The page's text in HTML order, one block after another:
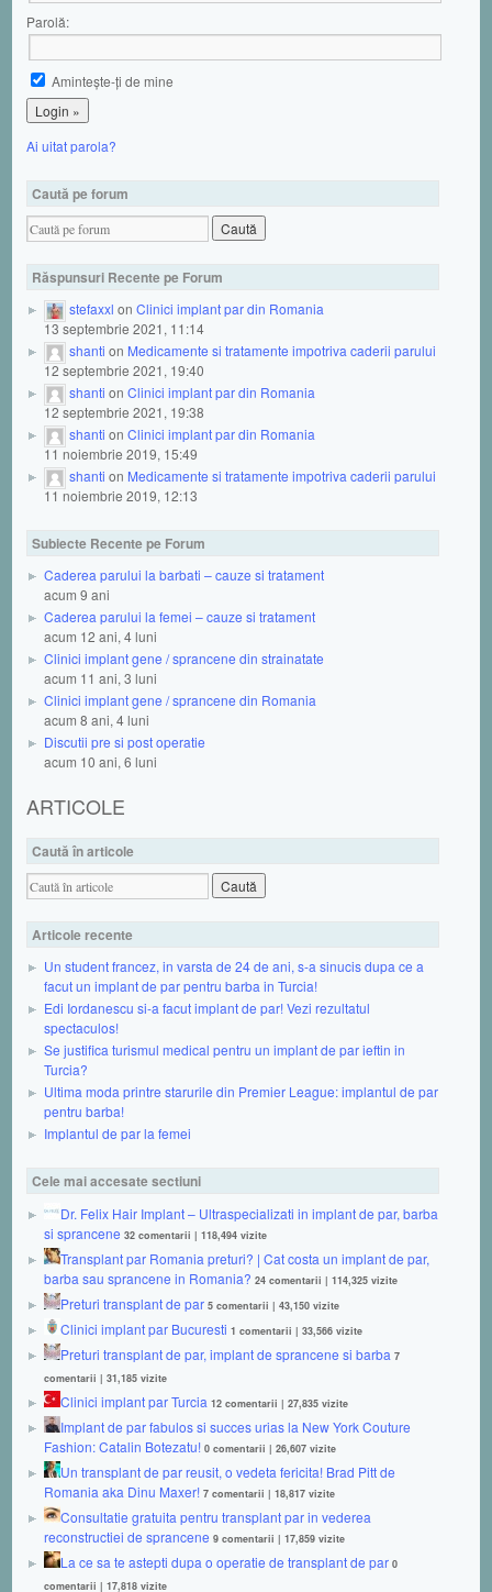
Parolă:
Aminteşte-ţi de mine
Ai uitat parola?
Caută pe forum
Răspunsuri Recente pe Forum
stefaxxl on Clinici implant par din Romania
13 septembrie 2021, 11:14
shanti on Medicamente si tratamente impotriva caderii parului
12 septembrie 2021, 19:40
shanti on Clinici implant par din Romania
12 septembrie 2021, 19:38
shanti on Clinici implant par din Romania
11 noiembrie 2019, 15:49
shanti on Medicamente si tratamente impotriva caderii parului
11 noiembrie 2019, 12:13
Subiecte Recente pe Forum
Caderea parului la barbati – cauze si tratament
acum 9 ani
Caderea parului la femei – cauze si tratament
acum 12 ani, 4 luni
Clinici implant gene / sprancene din strainatate
acum 11 ani, 3 luni
Clinici implant gene / sprancene din Romania
acum 8 ani, 4 luni
Discutii pre si post operatie
acum 10 ani, 6 luni
ARTICOLE
Caută în articole
Articole recente
Un student francez, in varsta de 24 de ani, s-a sinucis dupa ce a
facut un implant de par pentru barba in Turcia!
Edi Iordanescu si-a facut implant de par! Vezi rezultatul
spectaculos!
Se justifica turismul medical pentru un implant de par ieftin in
Turcia?
Ultima moda printre starurile din Premier League: implantul de par
pentru barba!
Implantul de par la femei
Cele mai accesate sectiuni
Dr. Felix Hair Implant – Ultraspecializati in implant de par, barba
si sprancene 32 comentarii | 118,494 vizite
Transplant par Romania preturi? | Cat costa un implant de par,
barba sau sprancene in Romania? 24 comentarii | 114,325 vizite
Preturi transplant de par 5 comentarii | 43,150 vizite
Clinici implant par Bucuresti 1 comentarii | 33,566 vizite
Preturi transplant de par, implant de sprancene si barba 7
comentarii | 31,185 vizite
Clinici implant par Turcia 12 comentarii | 27,835 vizite
Implant de par fabulos si succes urias la New York Couture
Fashion: Catalin Botezatu! 0 comentarii | 26,607 vizite
Un transplant de par reusit, o vedeta fericita! Brad Pitt de
Romania aka Dinu Maxer! 7 comentarii | 18,817 vizite
Consultatie gratuita pentru transplant par in vederea
reconstructiei de sprancene 9 comentarii | 17,859 vizite
La ce sa te astepti dupa o operatie de transplant de par 0
comentarii | 17,818 vizite